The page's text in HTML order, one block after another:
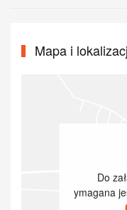
Mapa i
Do
ymagana